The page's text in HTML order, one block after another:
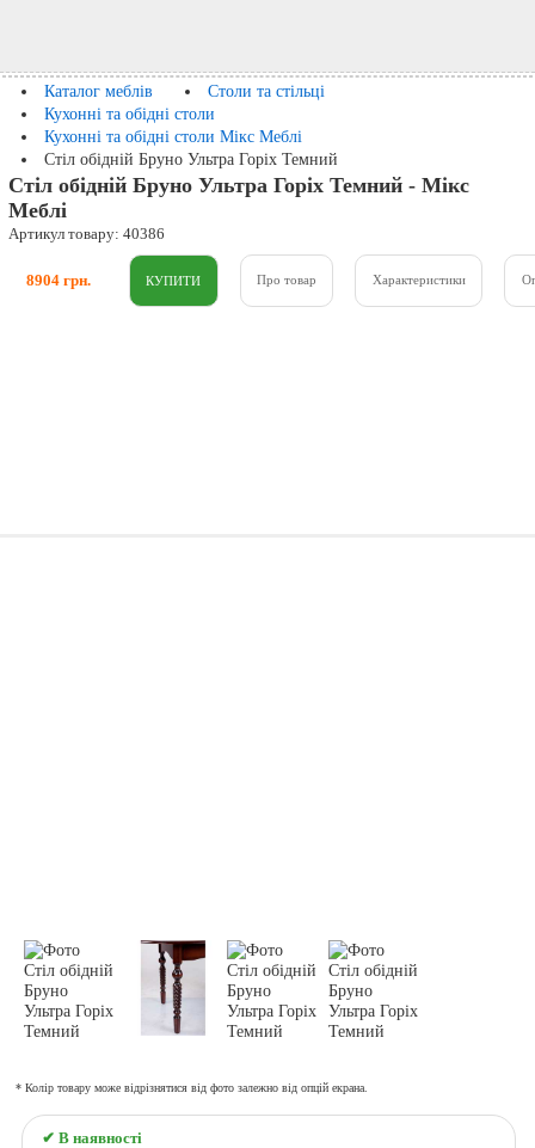
Каталог меблів
Столи та стільці
Кухонні та обідні столи
Кухонні та обідні столи Мікс Меблі
Стіл обідній Бруно Ультра Горіх Темний
Стіл обідній Бруно Ультра Горіх Темний - Мікс
Меблі
Артикул товару: 40386
8904 грн. Про товар Характеристики
* Колір товару може відрізнятися від фото залежно від опцій екрана.
✔ В наявності